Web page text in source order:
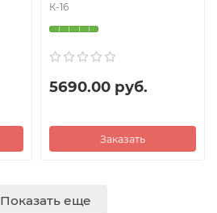
К-16
5690.00 руб.
Заказать
Показать еще